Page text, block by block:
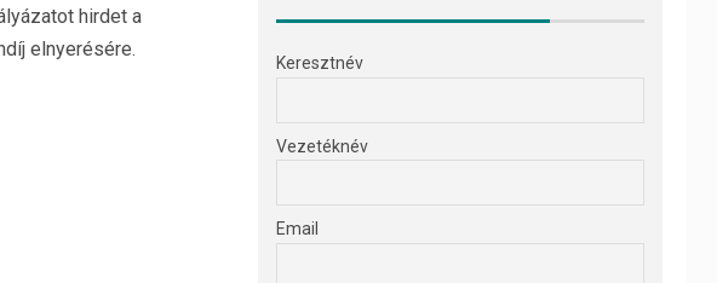
hirdet a
elnyerésére.
Keresztnév
Vezetéknév
Email